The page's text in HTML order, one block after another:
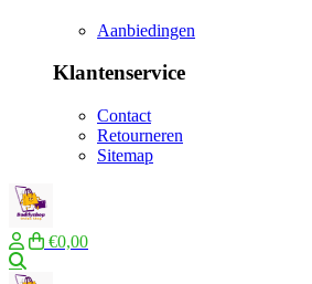
Aanbiedingen
Klantenservice
Contact
Retourneren
Sitemap
€0,00